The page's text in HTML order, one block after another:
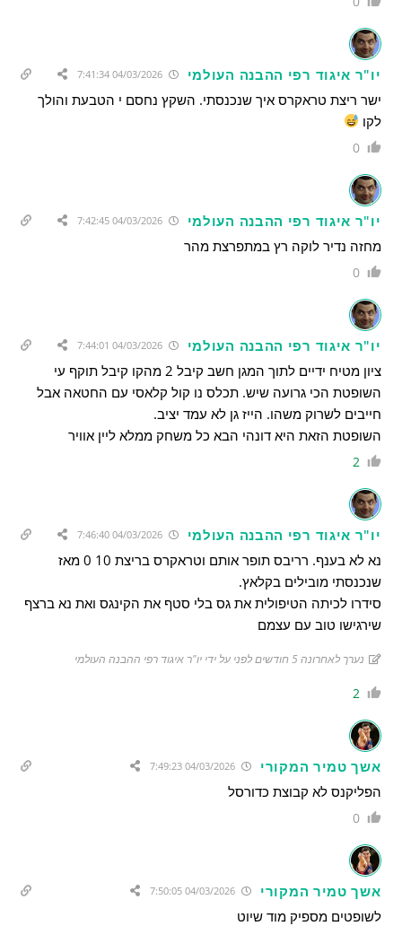
יו"ר איגוד רפי ההבנה העולמי 04/03/2026 7:41:34
ישר ריצת טראקרס איך שנכנסתי. השקץ נחסם י הטבעת והולך
לקו
0
יו"ר איגוד רפי ההבנה העולמי 04/03/2026 7:42:45
מחזה נדיר לוקה רץ במתפרצת מהר
0
יו"ר איגוד רפי ההבנה העולמי 04/03/2026 7:44:01
ציון מטיח ידיים לתוך המגן חשב קיבל 2 מהקו קיבל תוקף עי
השופטת הכי גרועה שיש. תכלס נו קול קלאסי עם החטאה אבל
חייבים לשרוק משהו. הייז גן לא עמד יציב.
השופטת הזאת היא דונהי הבא כל משחק ממלא ליין אוויר
2
יו"ר איגוד רפי ההבנה העולמי 04/03/2026 7:46:40
נא לא בענף. רריבס תופר אותם וטראקרס בריצת 10 0 מאז
שנכנסתי מובילים בקלאץ.
סידרו לכיתה הטיפולית את גס בלי סטף את הקינגס ואת נא ברצף
שירגישו טוב עם עצמם
נערך לאחרונה 5 חודשים לפני על ידי יו"ר איגוד רפי ההבנה העולמי
2
אשך טמיר המקורי
הפליקנס לא קבוצת כדורסל
0
אשך טמיר המקורי
לשופטים מספיק מוד שיוט